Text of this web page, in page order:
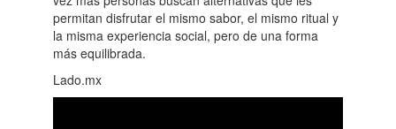
permitan disfrutar el mismo sabor, el mismo ritual y
la misma experiencia social, pero de una forma
más equilibrada.
Lado.mx